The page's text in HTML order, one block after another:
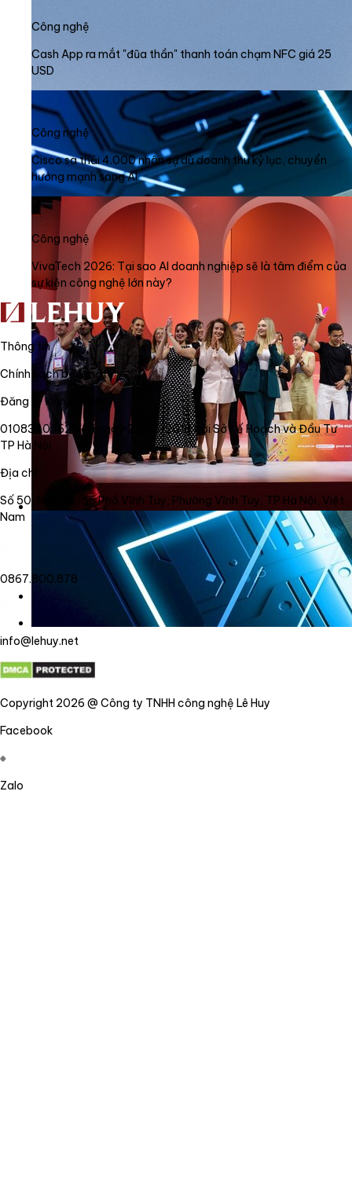
Công nghệ
Cash App ra mắt "đũa thần" thanh toán chạm NFC giá 25
USD
Công nghệ
Cisco sa thải 4.000 nhân sự dù doanh thu kỷ lục, chuyển
hướng mạnh sang AI
Công nghệ
VivaTech 2026: Tại sao AI doanh nghiệp sẽ là tâm điểm của
sự kiện công nghệ lớn này?
Thông tin
Chính sách bảo mật
Đăng ký kinh doanh
0108340562 cấp ngày 27/06/2018 bởi Sở Kế Hoạch và Đầu Tư
TP Hà Nội
Địa chỉ
Số 50, Ngõ 34/56 Phố Vĩnh Tuy, Phường Vĩnh Tuy, TP Hà Nội, Việt
Nam
0867.800.878
info@lehuy.net
Copyright 2026 @ Công ty TNHH công nghệ Lê Huy
Facebook
Zalo